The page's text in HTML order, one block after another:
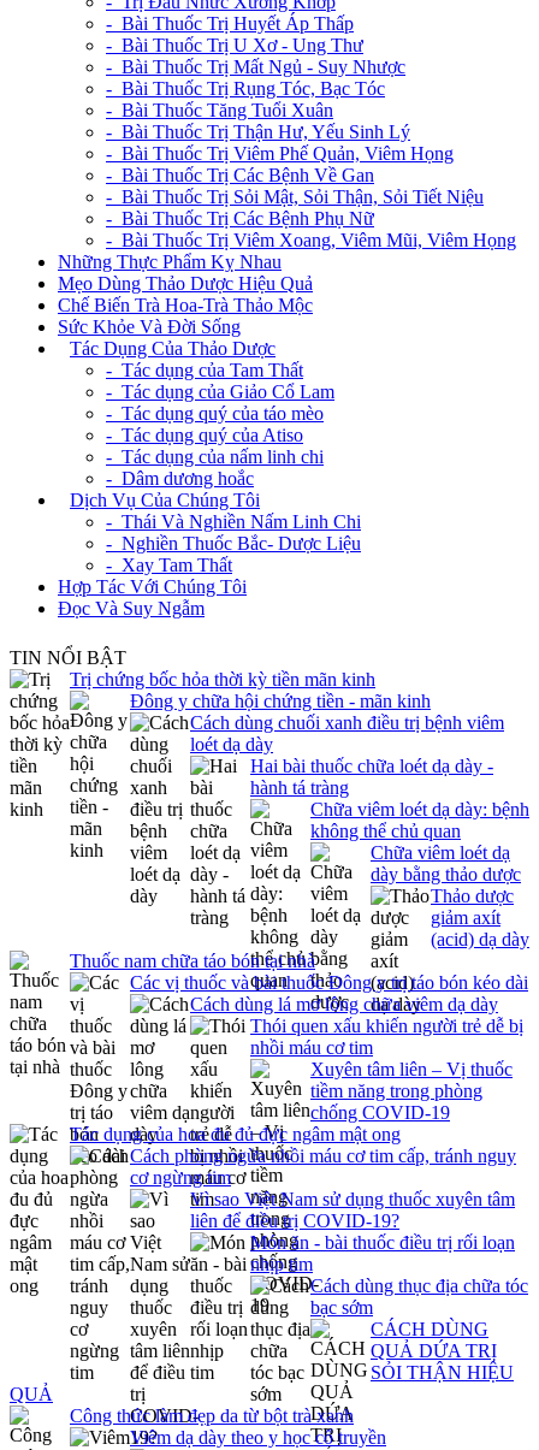
- Bài Thuốc Trị Huyết Áp Thấp
- Bài Thuốc Trị U Xơ - Ung Thư
- Bài Thuốc Trị Mất Ngủ - Suy Nhược
- Bài Thuốc Trị Rụng Tóc, Bạc Tóc
- Bài Thuốc Tăng Tuổi Xuân
- Bài Thuốc Trị Thận Hư, Yếu Sinh Lý
- Bài Thuốc Trị Viêm Phế Quản, Viêm Họng
- Bài Thuốc Trị Các Bệnh Về Gan
- Bài Thuốc Trị Sỏi Mật, Sỏi Thận, Sỏi Tiết Niệu
- Bài Thuốc Trị Các Bệnh Phụ Nữ
- Bài Thuốc Trị Viêm Xoang, Viêm Mũi, Viêm Họng
Những Thực Phẩm Kỵ Nhau
Mẹo Dùng Thảo Dược Hiệu Quả
Chế Biến Trà Hoa-Trà Thảo Mộc
Sức Khỏe Và Đời Sống
Tác Dụng Của Thảo Dược
- Tác dụng của Tam Thất
- Tác dụng của Giảo Cổ Lam
- Tác dụng quý của táo mèo
- Tác dụng quý của Atiso
- Tác dụng của nấm linh chi
- Dâm dương hoắc
Dịch Vụ Của Chúng Tôi
- Thái Và Nghiền Nấm Linh Chi
- Nghiền Thuốc Bắc- Dược Liệu
- Xay Tam Thất
Hợp Tác Với Chúng Tôi
Đọc Và Suy Ngẫm
TIN NỔI BẬT
Trị chứng bốc hỏa thời kỳ tiền mãn kinh
Đông y chữa hội chứng tiền - mãn kinh
Cách dùng chuối xanh điều trị bệnh viêm
loét dạ dày
Hai bài thuốc chữa loét dạ dày -
hành tá tràng
Chữa viêm loét dạ dày: bệnh
không thể chủ quan
Chữa viêm loét dạ
dày bằng thảo dược
Thảo dược
giảm axít
(acid) dạ dày
Thuốc nam chữa táo bón tại nhà
Các vị thuốc và bài thuốc Đông y trị táo bón kéo dài
Cách dùng lá mơ lông chữa viêm dạ dày
Thói quen xấu khiến người trẻ dễ bị
nhồi máu cơ tim
Xuyên tâm liên – Vị thuốc
tiềm năng trong phòng
chống COVID-19
Tác dụng của hoa đu đủ đực ngâm mật ong
Cách phòng ngừa nhồi máu cơ tim cấp, tránh nguy
cơ ngừng tim
Vì sao Việt Nam sử dụng thuốc xuyên tâm
liên để điều trị COVID-19?
Món ăn - bài thuốc điều trị rối loạn
nhịp tim
Cách dùng thục địa chữa tóc
bạc sớm
CÁCH DÙNG
QUẢ DỨA TRỊ
SỎI THẬN HIỆU
QUẢ
Công thức làm đẹp da từ bột trà xanh
Viêm dạ dày theo y học cổ truyền